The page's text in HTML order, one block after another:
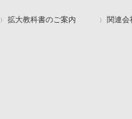
拡大教科書のご案内 関連会